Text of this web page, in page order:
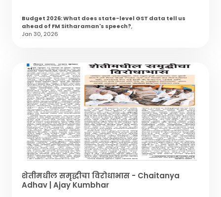
Budget 2026: What does state-level GST data tell us
ahead of FM Sitharaman's speech?,
Jan 30, 2026
शेतीमधील समृद्धीचा विरोधाभास - Chaitanya
Adhav | Ajay Kumbhar